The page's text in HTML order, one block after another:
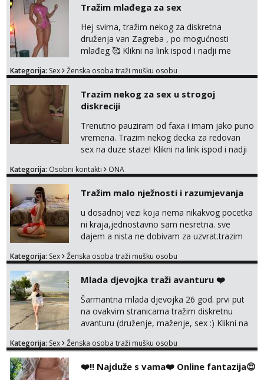
Tražim mlađega za sex
Hej svima, tražim nekog za diskretna
druženja van Zagreba , po mogućnosti
mlađeg 🥰 Klikni na link ispod i nadji me
Kategorija: Sex Ženska osoba traži mušku osobu
Trazim nekog za sex u strogoj
diskreciji
Trenutno pauziram od faxa i imam jako puno
vremena. Trazim nekog decka za redovan
sex na duze staze! Klikni na link ispod i nadji
Kategorija: Osobni kontakti ONA
Tražim malo nježnosti i razumjevanja
u dosadnoj vezi koja nema nikakvog pocetka
ni kraja,jednostavno sam nesretna. sve
dajem a nista ne dobivam za uzvrat.trazim
trazim puno samo malo njeznosti i
poljupce po tijelu koji me jako
pale,obozavam kad muskarac preuzme
kontrolu . javi se :) Klikni na link ispod i nadji
me tamo, cekam te!
Kategorija: Sex Ženska osoba traži mušku osobu
Mlada djevojka traži avanturu ❤️
Šarmantna mlada djevojka 26 god. prvi put
na ovakvim stranicama tražim diskretnu
avanturu (druženje, maženje, sex :) Klikni na
Kategorija: Sex Ženska osoba traži mušku osobu
❤️‼️ Najduže s vama❤️ Online fantazija😍